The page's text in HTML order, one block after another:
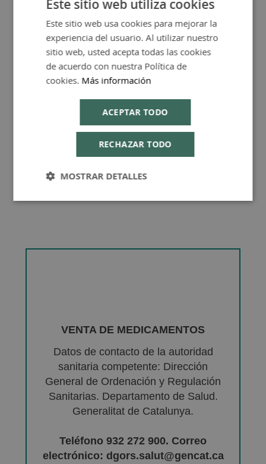
Más Información
Consejos de Compra Producto
VENTA DE MEDICAMENTOS
Datos de contacto de la autoridad
sanitaria competente: Dirección
General de Ordenación y Regulación
Sanitarias. Departamento de Salud.
Generalitat de Catalunya.
Teléfono 932 272 900. Correo
electrónico: dgors.salut@gencat.ca
SPANISH
ENGLISH
Este sitio web utiliza cookies
Este sitio web usa cookies para mejorar la
experiencia del usuario. Al utilizar nuestro
sitio web, usted acepta todas las cookies
de acuerdo con nuestra Política de
cookies. Más información
ACEPTAR TODO
RECHAZAR TODO
MOSTRAR DETALLES